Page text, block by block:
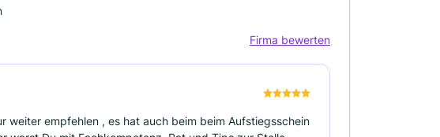
Firma bewerten
weiter empfehlen , es hat auch beim beim Aufstiegsschein